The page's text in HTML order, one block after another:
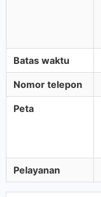
Batas waktu
Nomor telepon
Peta
Pelayanan